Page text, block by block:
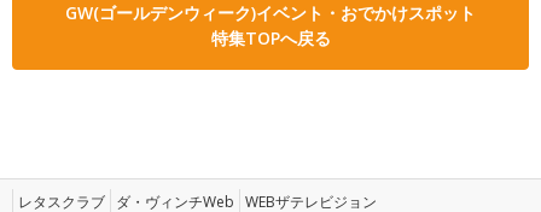
GW(ゴールデンウィーク)イベント・おでかけスポット
特集TOPへ戻る
レタスクラブ ダ・ヴィンチWeb WEBザテレビジョン